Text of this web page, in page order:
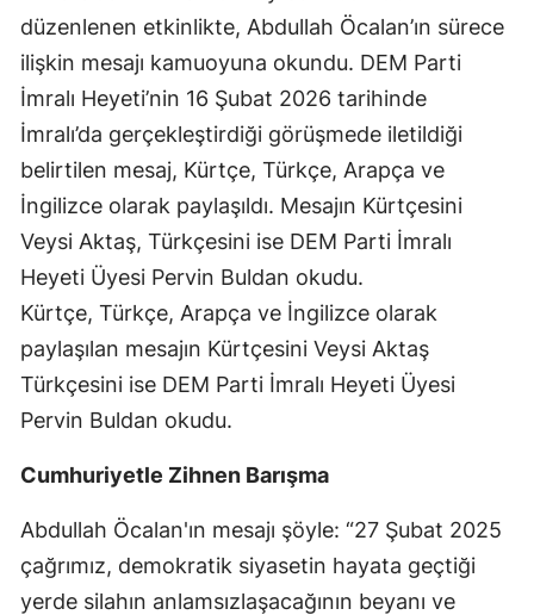
düzenlenen etkinlikte, Abdullah Öcalan’ın sürece
ilişkin mesajı kamuoyuna okundu. DEM Parti
İmralı Heyeti’nin 16 Şubat 2026 tarihinde
İmralı’da gerçekleştirdiği görüşmede iletildiği
belirtilen mesaj, Kürtçe, Türkçe, Arapça ve
İngilizce olarak paylaşıldı. Mesajın Kürtçesini
Veysi Aktaş, Türkçesini ise DEM Parti İmralı
Heyeti Üyesi Pervin Buldan okudu.
Kürtçe, Türkçe, Arapça ve İngilizce olarak
paylaşılan mesajın Kürtçesini Veysi Aktaş
Türkçesini ise DEM Parti İmralı Heyeti Üyesi
Pervin Buldan okudu.
Cumhuriyetle Zihnen Barışma
Abdullah Öcalan'ın mesajı şöyle: “27 Şubat 2025
çağrımız, demokratik siyasetin hayata geçtiği
yerde silahın anlamsızlaşacağının beyanı ve